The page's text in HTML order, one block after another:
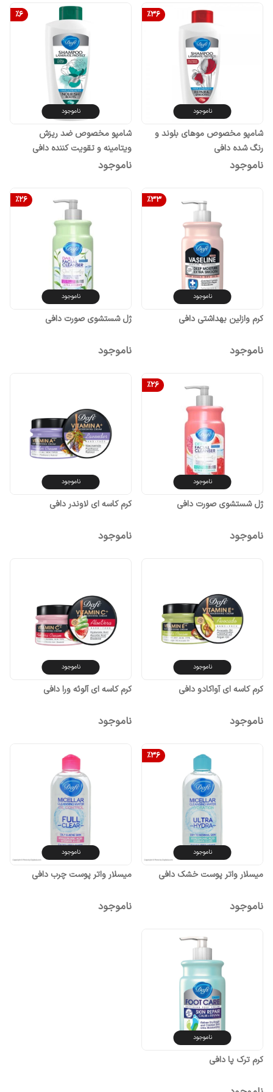
%36
ناموجود
شامپو مخصوص موهای بلوند و
رنگ شده دافی
ناموجود
%6
ناموجود
شامپو مخصوص ضد ریزش
ویتامینه و تقویت کننده دافی
ناموجود
%33
ناموجود
کرم وازلین بهداشتی دافی
ناموجود
%26
ناموجود
ژل شستشوی صورت دافی
ناموجود
%26
ناموجود
ژل شستشوی صورت دافی
ناموجود
ناموجود
کرم کاسه ای لاوندر دافی
ناموجود
ناموجود
کرم کاسه ای آواکادو دافی
ناموجود
ناموجود
کرم کاسه ای آلوئه ورا دافی
ناموجود
%36
ناموجود
میسلار واتر پوست خشک دافی
ناموجود
ناموجود
میسلار واتر پوست چرب دافی
ناموجود
ناموجود
کرم ترک پا دافی